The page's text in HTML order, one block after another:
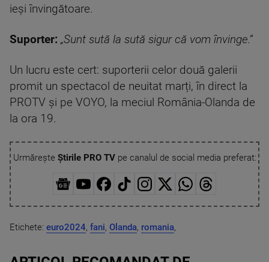
ieși învingătoare.
Suporter: „Sunt sută la sută sigur că vom învinge.”
Un lucru este cert: suporterii celor două galerii
promit un spectacol de neuitat marți, în direct la
PROTV și pe VOYO, la meciul România-Olanda de
la ora 19.
Urmărește Știrile PRO TVpe canalul de social media preferat:
Etichete: euro2024, fani, Olanda, romania,